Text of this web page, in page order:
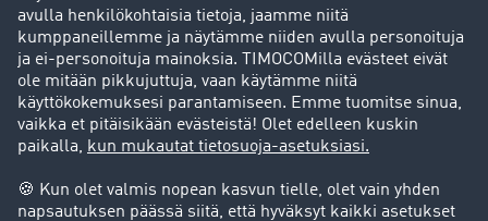
Käytön yhteydessä käsitellään seuraavia tietoja:
yhteystiedot (esim. nimi, sähköpostiosoite ja
puhelinnumero)
yritystä koskevat tiedot (esim. yrityksen nimi ja
käyttötiedot (esim. verkkosivuston käyttötavat)